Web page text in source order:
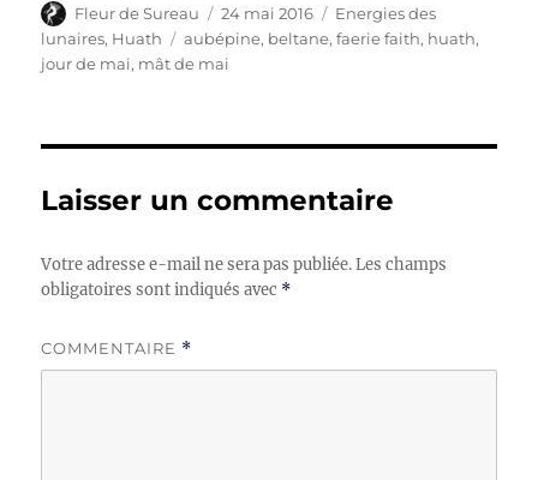
Auteur
Fleur de Sureau
Publié
le
24 mai 2016 Catégories
Energies des
lunaires, Huath Étiquettes
aubépine, beltane,faerie faith, huath,
jour de mai, mât de mai
Laisser un commentaire
Votre adresse e-mail ne sera pas publiée. Les champs
obligatoires sont indiqués avec *
COMMENTAIRE *